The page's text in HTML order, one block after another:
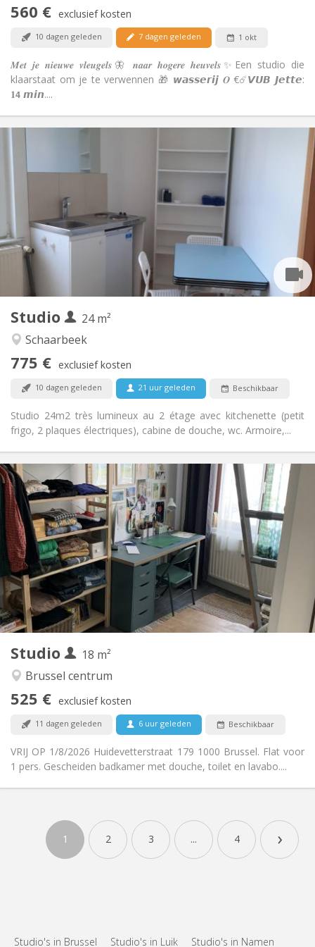
560 € exclusief kosten
10 dagen geleden 7 dagen geleden 1 okt
𝑴𝒆𝒕 𝒋𝒆 𝒏𝒊𝒆𝒖𝒘𝒆 𝒗𝒍𝒆𝒖𝒈𝒆𝒍𝒔🦋 𝒏𝒂𝒂𝒓 𝒉𝒐𝒈𝒆𝒓𝒆 𝒉𝒆𝒖𝒗𝒆𝒍𝒔✨Een studio die
klaarstaat om je te verwennen 🎁 𝙬𝙖𝙨𝙨𝙚𝙧𝙞𝙟 𝑶 €☄️𝙑𝙐𝘽 𝙅𝙚𝙩𝙩𝙚:
𝟏𝟰 𝙢𝙞𝙣....
Huisdieren:
Nee
Studio
24 m²
Schaarbeek
775 € exclusief kosten
10 dagen geleden 21 uur geleden Beschikbaar
Studio 24m2 très lumineux au 2 étage avec kitchenette (petit
frigo, 2 plaques électriques), cabine de douche, wc. Armoire,...
Praktische Informatie
Kosten:
Duur:
12 maanden
Domiciliëring:
Nee
Inrichting
Badkamer:
Privaat
Keuken:
Privé (aparte kamer)
Oppervlakte:
24 m
Private kamers:
2
Studio
18 m²
Brussel centrum
525 € exclusief kosten
11 dagen geleden 6 uur geleden Beschikbaar
VRIJ OP 1/8/2026 Huidevetterstraat 179 1000 Brussel. Flat voor
1 pers. Gescheiden badkamer met douche, toilet en lavabo....
Praktische Informatie
Huur:
525 €
Kosten:
165 €
Duur:
12 maanden
Domiciliëring:
Nee
Inrichting
Privaat
Keuken:
Privé (aparte kamer)
Oppervlakte:
18 m
2
Private kamers:
2
1 2 3 ... 4 ›
Studio's in Brussel Studio's in Luik Studio's in Namen